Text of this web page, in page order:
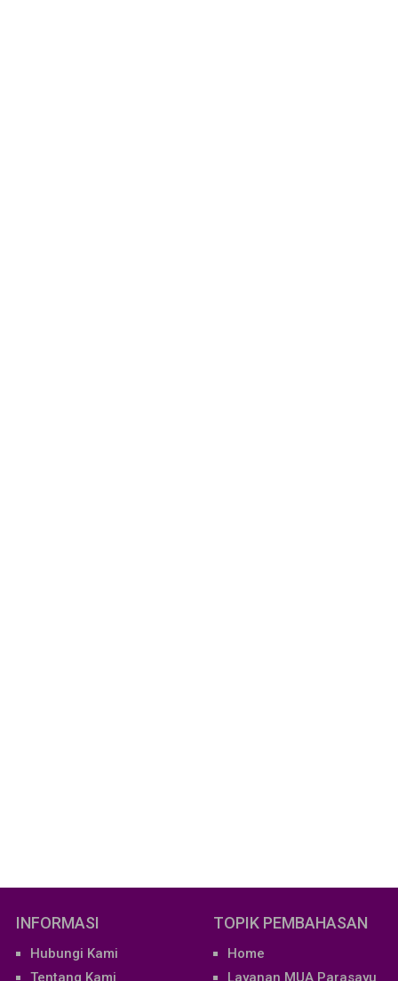
INFORMASI
Hubungi Kami
Tentang Kami
TOPIK PEMBAHASAN
Home
Layanan MUA Parasayu